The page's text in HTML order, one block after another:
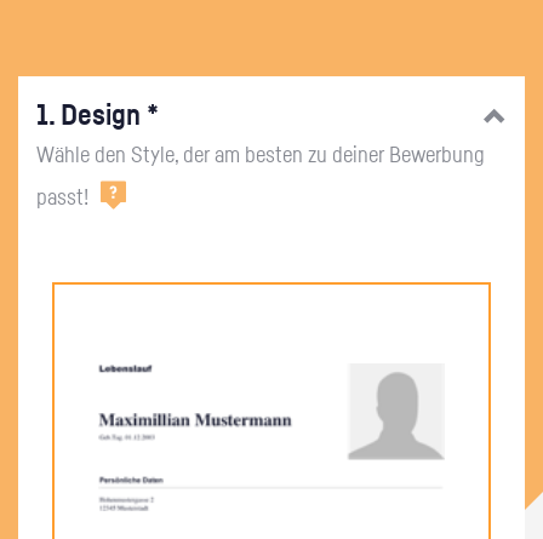
1. Design *
Wähle den Style, der am besten zu deiner Bewerbung
passt!